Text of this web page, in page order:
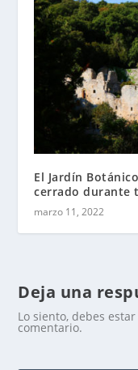
El Jardín
cerrado durante
marzo 11, 2022
Deja una
Lo siento, debes
comentario.